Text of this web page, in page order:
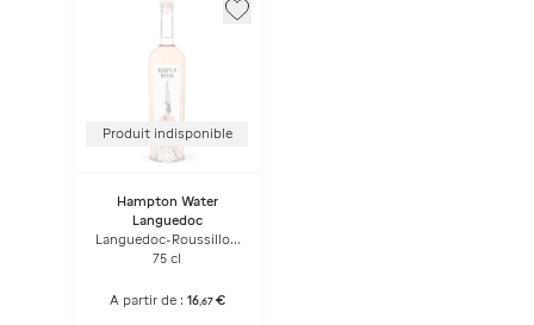
Produit indisponible
Hampton Water
Languedoc
Languedoc-Roussillon
- Rosé
75 cl
A partir de : 16, 67 €